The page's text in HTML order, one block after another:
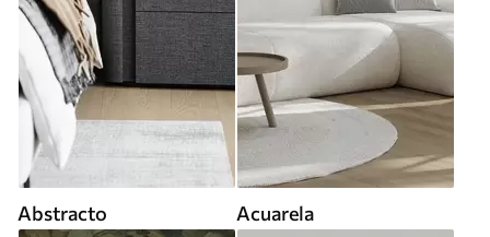
Abstracto Acuarela